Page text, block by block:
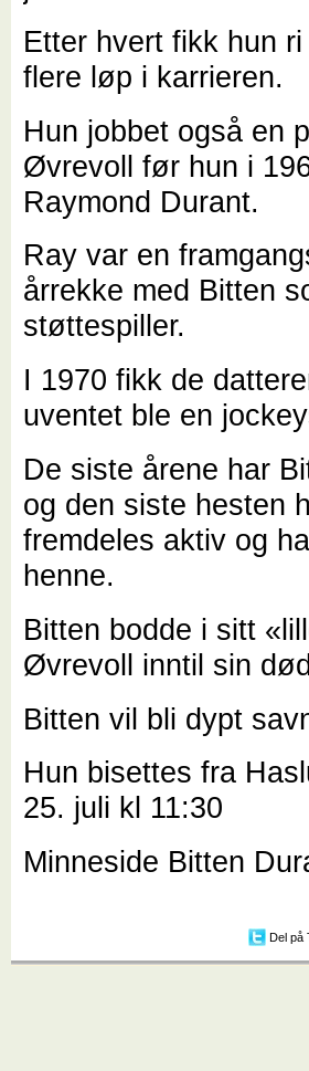
Etter hvert fikk hun
flere løp i karrieren.
Hun jobbet også en
Øvrevoll før hun i
Raymond Durant.
Ray var en
årrekke med Bitten
støttespiller.
I 1970 fikk de
uventet ble en
De siste årene har
og den siste hesten
fremdeles aktiv og
henne.
Bitten bodde i sitt
Øvrevoll inntil sin
Bitten vil bli dypt
Hun bisettes fra
25. juli kl 11:30
Minneside Bitten
Del på